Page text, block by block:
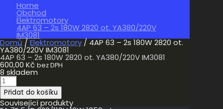
Home
Obchod
Elektromotory
4AP 63 – 2s 180W 2820 ot. YA380/220V
IM3081
Domů / Elektromotory / 4AP 63 – 2s 180W 2820 ot.
YA380/220V IM3081
4AP 63 – 2s 180W 2820 ot. YA380/220V IM3081
600,00 Kč bez DPH
8 skladem
4AP
63
2s
Přidat do košíku
Související produkty